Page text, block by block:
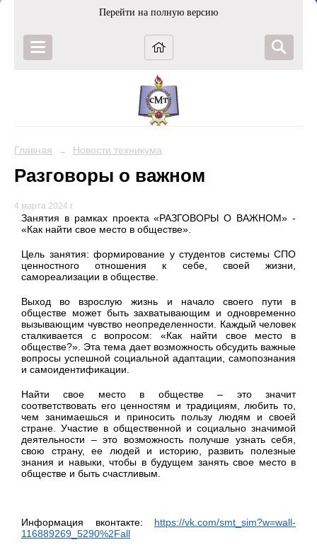
Перейти на полную версию
Главная → Новости техникума
Разговоры о важном
4 марта 2024 г.
Занятия в рамках проекта «РАЗГОВОРЫ О ВАЖНОМ» -
«Как найти свое место в обществе».
Цель занятия: формирование у студентов системы СПО
ценностного отношения к себе, своей жизни,
самореализации в обществе.
Выход во взрослую жизнь и начало своего пути в
обществе может быть захватывающим и одновременно
вызывающим чувство неопределенности. Каждый человек
сталкивается с вопросом: «Как найти свое место в
обществе?». Эта тема дает возможность обсудить важные
вопросы успешной социальной адаптации, самопознания
и самоидентификации.
Найти свое место в обществе – это значит
соответствовать его ценностям и традициям, любить то,
чем занимаешься и приносить пользу людям и своей
стране. Участие в общественной и социально значимой
деятельности – это возможность получше узнать себя,
свою страну, ее людей и историю, развить полезные
знания и навыки, чтобы в будущем занять свое место в
обществе и быть счастливым.
Информация вконтакте: https://vk.com/smt_sim?w=wall-
116889269_5290%2Fall